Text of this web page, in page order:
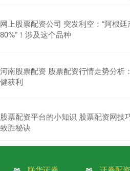
网上股票配资公司 突发利空：“阿根
80%”！涉及这个品种
河南股票配资 股票配资行情走势分析
健获利
股票配资平台的小知识 股票配资网技
致胜秘诀